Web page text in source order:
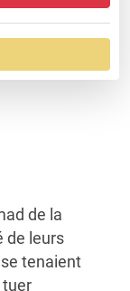
de la
de leurs
tenaient
tuer